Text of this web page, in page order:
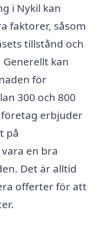
i Nykil kan
faktorer, såsom
tillstånd och
kan
för
300 och 800
erbjuder
på
en bra
Det är alltid
offerter för att